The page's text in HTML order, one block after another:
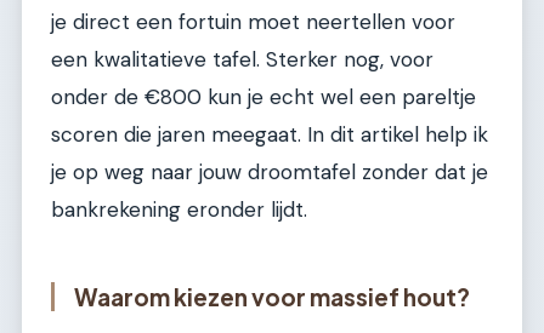
je direct een fortuin moet neertellen voor
een kwalitatieve tafel. Sterker nog, voor
onder de €800 kun je echt wel een pareltje
scoren die jaren meegaat. In dit artikel help ik
je op weg naar jouw droomtafel zonder dat je
bankrekening eronder lijdt.
Waarom kiezen voor massief hout?